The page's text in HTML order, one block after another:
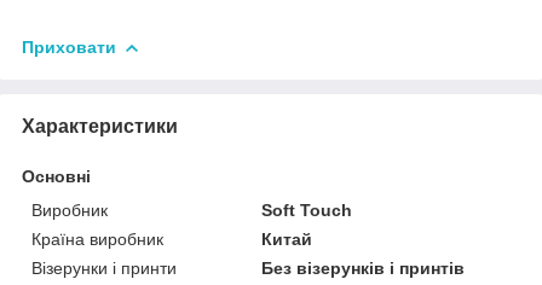
Приховати
Характеристики
Основні
Виробник
Soft Touch
Країна виробник
Китай
Візерунки і принти
Без візерунків і принтів